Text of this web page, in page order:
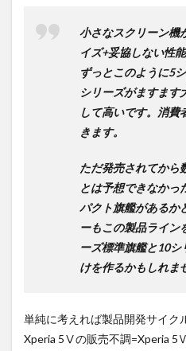
小さなスクリーン機
イズ+妥協しない性
ずっとこのように5
シリーズがますます
して高いです。消費
きます。
ただ発売されてから
とは予想できなかっ
パクト旗艦があるか
ーもこの製品ライン
ーズ標準旗艦と10
けを作るかもしれま
単純に考えれば製品開発サイク
Xperia 5Ⅴの販売不調=Xperia